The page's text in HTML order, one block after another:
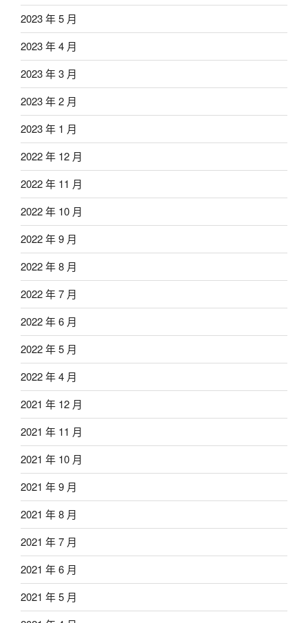
2023 年 5 月
2023 年 4 月
2023 年 3 月
2023 年 2 月
2023 年 1 月
2022 年 12 月
2022 年 11 月
2022 年 10 月
2022 年 9 月
2022 年 8 月
2022 年 7 月
2022 年 6 月
2022 年 5 月
2022 年 4 月
2021 年 12 月
2021 年 11 月
2021 年 10 月
2021 年 9 月
2021 年 8 月
2021 年 7 月
2021 年 6 月
2021 年 5 月